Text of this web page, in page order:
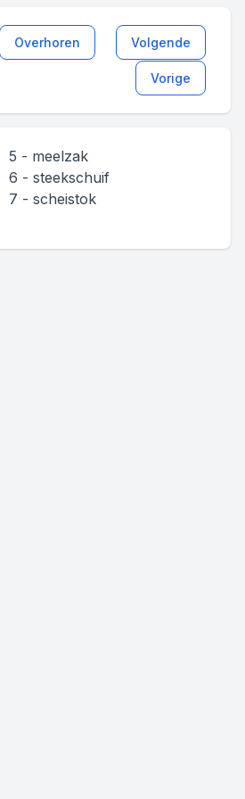
Overhoren Volgende
Vorige
5 - meelzak
6 - steekschuif
7 - scheistok